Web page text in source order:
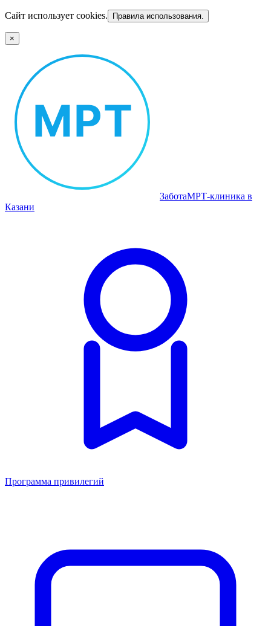
Сайт использует cookies. Правила использования.
×
ЗаботаМРТ‑клиника в
Казани
Программа привилегий